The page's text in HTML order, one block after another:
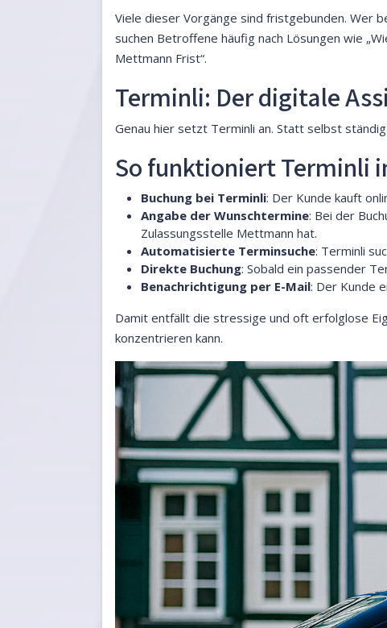
Viele dieser Vorgänge sind fristgebunden. Wer
suchen Betroffene häufig nach Lösungen wie
Mettmann Frist“.
Terminli: Der digitale
Genau hier setzt Terminli an. Statt selbst
So funktioniert Terminli
Buchung bei Terminli: Der Kunde kauft
Angabe der Wunschtermine: Bei der
Zulassungsstelle Mettmann hat.
Automatisierte Terminsuche: Terminli
Direkte Buchung: Sobald ein passender
Benachrichtigung per E-Mail: Der Kunde
Damit entfällt die stressige und oft erfolglose
konzentrieren kann.